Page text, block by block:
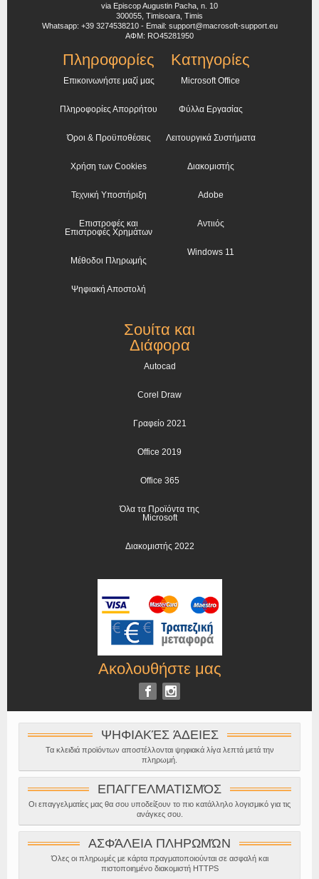
via Episcop Augustin Pacha, n. 10
300055, Timisoara, Timis
Whatsapp: +39 3274538210 - Email: support@macrosoft-support.eu
ΑΦΜ: RO45281950
Πληροφορίες
Επικοινωνήστε μαζί μας
Πληροφορίες Απορρήτου
Όροι & Προϋποθέσεις
Χρήση των Cookies
Τεχνική Υποστήριξη
Επιστροφές και
Επιστροφές Χρημάτων
Μέθοδοι Πληρωμής
Ψηφιακή Αποστολή
Κατηγορίες
Microsoft Office
Φύλλα Εργασίας
Λειτουργικά Συστήματα
Διακομιστής
Adobe
Αντιιός
Windows 11
Σουίτα και
Διάφορα
Autocad
Corel Draw
Γραφείο 2021
Office 2019
Office 365
Όλα τα Προϊόντα της
Microsoft
Διακομιστής 2022
Ακολουθήστε μας
ΨΗΦΙΑΚΈΣ ΆΔΕΙΕΣ
Τα κλειδιά προϊόντων αποστέλλονται ψηφιακά λίγα λεπτά μετά την
πληρωμή.
ΕΠΑΓΓΕΛΜΑΤΙΣΜΌΣ
Οι επαγγελματίες μας θα σου υποδείξουν το πιο κατάλληλο λογισμικό για τις
ανάγκες σου.
ΑΣΦΆΛΕΙΑ ΠΛΗΡΩΜΏΝ
Όλες οι πληρωμές με κάρτα πραγματοποιούνται σε ασφαλή και
πιστοποιημένο διακομιστή HTTPS